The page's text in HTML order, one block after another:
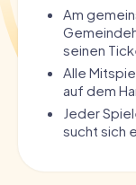
Am
seinen
Alle
auf dem
Jeder
sucht sich